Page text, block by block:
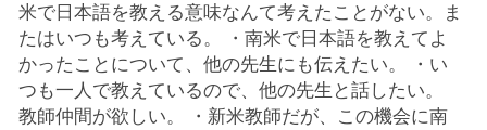
米で日本語を教える意味なんて考えたことがない。ま
たはいつも考えている。 ・南米で日本語を教えてよ
かったことについて、他の先生にも伝えたい。 ・い
つも一人で教えているので、他の先生と話したい。
教師仲間が欲しい。 ・新米教師だが、この機会に南